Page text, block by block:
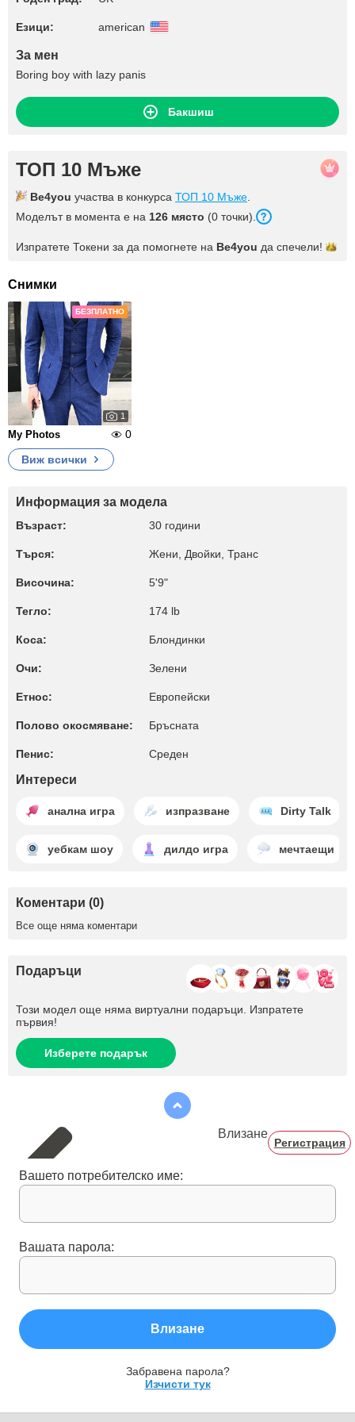
Езици: american
За мен
Boring boy with lazy panis
Бакшиш
ТОП 10 Мъже
Be4you участва в конкурса ТОП 10 Мъже
Моделът в момента е на 126 място (0 точки).
Изпратете Токени за да помогнете на Be4you да спечели!
Снимки
БЕЗПЛАТНО
1
My Photos
0
Виж всички
Информация за модела
Възраст: 30 години
Търся: Жени, Двойки, Транс
Височина: 5'9"
Тегло: 174 lb
Коса: Блондинки
Очи: Зелени
Етнос: Европейски
Полово окосмяване: Бръсната
Пенис: Среден
Интереси
анална игра изпразване Dirty Talk
уебкам шоу дилдо игра мечтаещи
Коментари (0)
Все още няма коментари
Подаръци
Този модел още няма виртуални подаръци. Изпратете
първия!
Изберете подарък
Влизане
Регистрация
Вашето потребителско име:
Вашата парола:
Влизане
Забравена парола?
Изчисти тук